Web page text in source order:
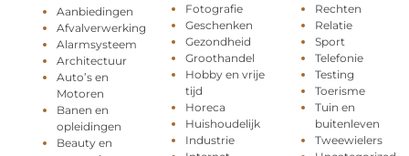
Aanbiedingen
Afvalverwerking
Alarmsysteem
Architectuur
Auto’s en
Motoren
Banen en
opleidingen
Beauty en
Fotografie
Geschenken
Gezondheid
Groothandel
Hobby en vrije
tijd
Horeca
Huishoudelijk
Industrie
Rechten
Relatie
Sport
Telefonie
Testing
Toerisme
Tuin en
buitenleven
Tweewielers